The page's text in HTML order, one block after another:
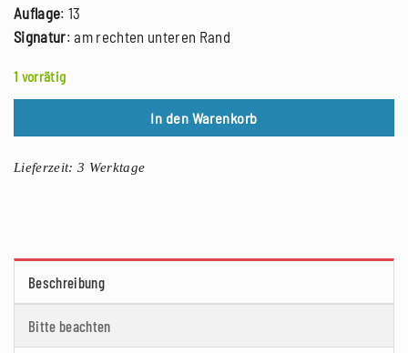
Auflage: 13
Signatur: am rechten unteren Rand
1 vorrätig
In den Warenkorb
Lieferzeit:3 Werktage
Beschreibung
Bitte beachten